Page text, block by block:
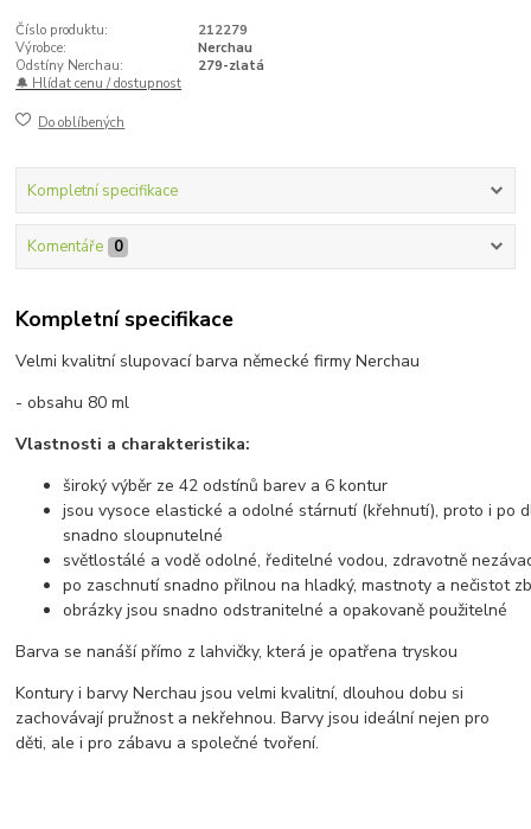
Číslo produktu:
212279
Výrobce:
Nerchau
Odstíny Nerchau:
279-zlatá
🔔 Hlídat cenu / dostupnost
Do oblíbených
Kompletní specifikace
Komentáře 0
Kompletní specifikace
Velmi kvalitní slupovací barva německé firmy Nerchau
- obsahu 80 ml
Vlastnosti a charakteristika:
široký výběr ze 42 odstínů barev a 6 kontur
jsou vysoce elastické a odolné stárnutí (křehnutí), proto i po
snadno sloupnutelné
světlostálé a vodě odolné, ředitelné vodou, zdravotně
po zaschnutí snadno přilnou na hladký, mastnoty a nečistot
obrázky jsou snadno odstranitelné a opakovaně použitelné
Barva se nanáší přímo z lahvičky, která je opatřena tryskou
Kontury i barvy Nerchau jsou velmi kvalitní, dlouhou dobu si
zachovávají pružnost a nekřehnou. Barvy jsou ideální nejen pro
děti, ale i pro zábavu a společné tvoření.